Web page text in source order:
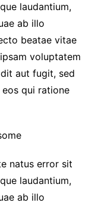
laudantium,
ab illo
beatae vitae
voluptatem
aut fugit, sed
qui ratione
natus error sit
laudantium,
ab illo